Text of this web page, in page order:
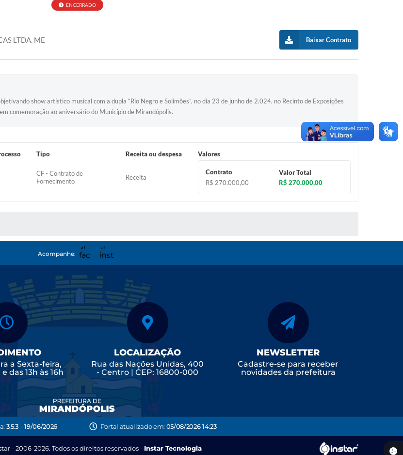
ENCERRADO
LTDA. ME Baixar Contrato
show artístico musical com a dupla “Rio Negro e Solimões”, no dia 23 de junho de 2.024, no Recinto de Exposições
comemoração ao aniversário do Município de Mirandópolis.
Tipo
CF - Contrato de
Fornecimento
Receita ou despesa
Receita
Valores
Contrato
R$ 270.000,00
Valor Total
R$ 270.000,00
Acompanhe:
a Sexta-feira,
das 13h às 16h
LOCALIZAÇÃO
Rua das Nações Unidas, 400
- Centro | CEP: 16800-000
NEWSLETTER
Cadastre-se para receber
novidades da prefeitura
3.5.3 - 19/06/2026 Portal atualizado em: 05/08/2026 14:23
- 2006-2026. Todos os direitos reservados - Instar Tecnologia